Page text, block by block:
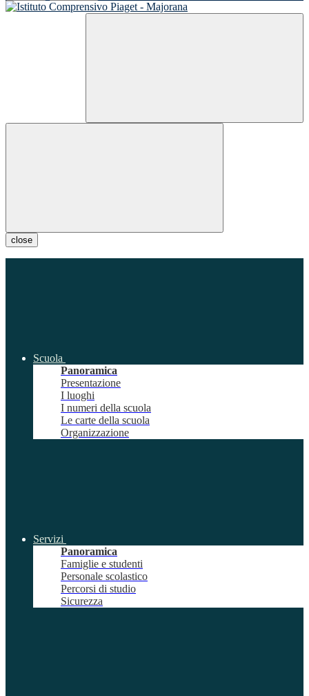
close
Scuola
Panoramica
Presentazione
I luoghi
I numeri della scuola
Le carte della scuola
Organizzazione
Servizi
Panoramica
Famiglie e studenti
Personale scolastico
Percorsi di studio
Sicurezza